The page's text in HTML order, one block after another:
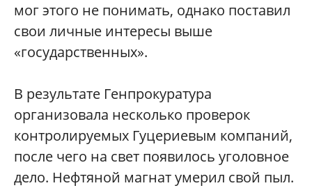
мог этого не понимать, однако поставил
свои личные интересы выше
«государственных».
В результате Генпрокуратура
организовала несколько проверок
контролируемых Гуцериевым компаний,
после чего на свет появилось уголовное
дело. Нефтяной магнат умерил свой пыл.